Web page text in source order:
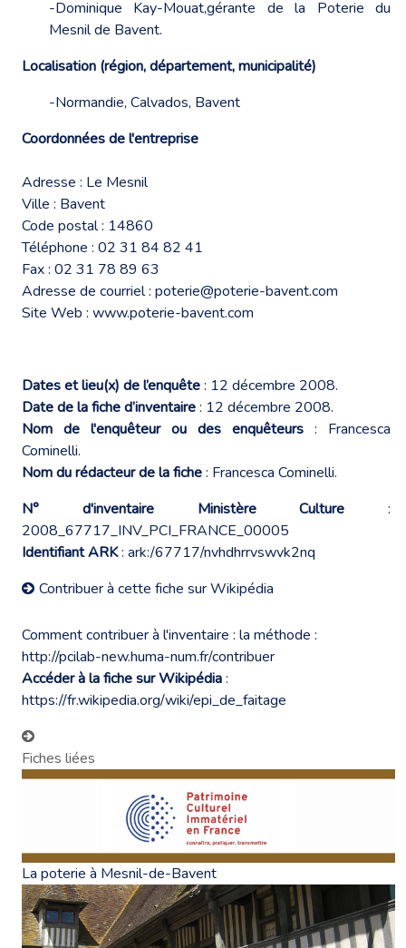
-Dominique Kay-Mouat,gérante de la Poterie du
Mesnil de Bavent.
Localisation (région, département, municipalité)
-Normandie, Calvados, Bavent
Coordonnées de l'entreprise
Adresse : Le Mesnil
Ville : Bavent
Code postal : 14860
Téléphone : 02 31 84 82 41
Fax : 02 31 78 89 63
Adresse de courriel : poterie@poterie-bavent.com
Site Web : www.poterie-bavent.com
Dates et lieu(x) de l’enquête: 12 décembre 2008.
Date de la fiche d’inventaire: 12 décembre 2008.
Nom de l'enquêteur ou des enquêteurs : Francesca
Cominelli.
Nom du rédacteur de la fiche: Francesca Cominelli.
N° d'inventaire Ministère Culture :
2008_67717_INV_PCI_FRANCE_00005
Identifiant ARK: ark:/67717/nvhdhrrvswvk2nq
Contribuer à cette fiche sur Wikipédia
Comment contribuer à l'inventaire : la méthode :
http://pcilab-new.huma-num.fr/contribuer
Accéder à la fiche sur Wikipédia:
https://fr.wikipedia.org/wiki/epi_de_faitage
Fiches liées
La poterie à Mesnil-de-Bavent